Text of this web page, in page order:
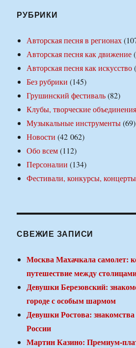
РУБРИКИ
Авторская песня в регионах
Авторская песня как движение
Авторская песня как искусство
Без рубрики (145)
Грушинский фестиваль(82)
Клубы, творческие
Музыкальные инструменты(69)
Новости (42 062)
Обо всем(112)
Персоналии (134)
Фестивали, конкурсы, концерты
СВЕЖИЕ ЗАПИСИ
Москва Махачкала самолет:
путешествие между
Девушки Березовский:
городе с особым шармом
Девушки Ростова:
России
Мартин Казино: Премиум-